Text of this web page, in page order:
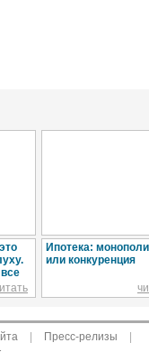
Ипотека:
или конкуренция
Пресс-релизы